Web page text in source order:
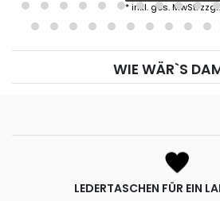
*inkl. ges. MwSt.
WIE WÄR`S
LEDERTASCHEN FÜR EIN